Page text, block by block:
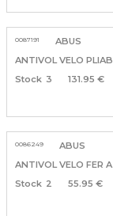
0087191
ABUS
ANTIVOL VELO
3
131.95 €
0086249
ABUS
ANTIVOL VELO FER
2
55.95 €